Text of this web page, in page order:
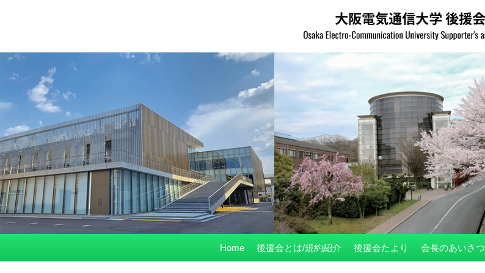
ン
Home 後援会とは/規約紹介 後援会たより 会長のあいさつ